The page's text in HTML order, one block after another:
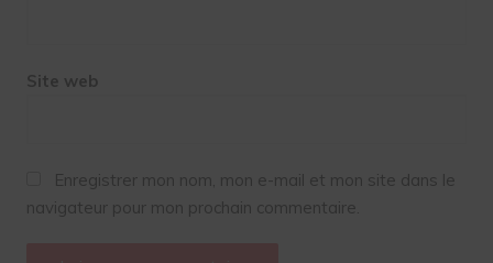
Site web
Enregistrer mon nom, mon e-mail et mon site dans le
navigateur pour mon prochain commentaire.